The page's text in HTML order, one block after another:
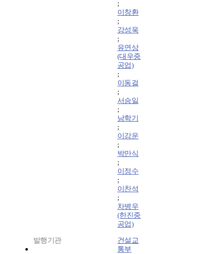
;
이창환
;
강성욱
;
유연상
(대우중
공업)
;
이동걸
;
서승일
;
남학기
;
이강운
;
박만식
;
이정수
;
이찬석
;
차병우
(한진중
공업)
발행기관
건설교
통부